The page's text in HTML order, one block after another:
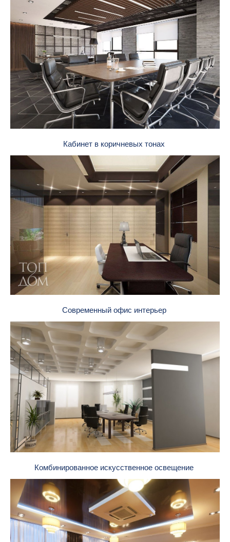
Кабинет в коричневых тонах
Современный офис интерьер
Комбинированное искусственное освещение